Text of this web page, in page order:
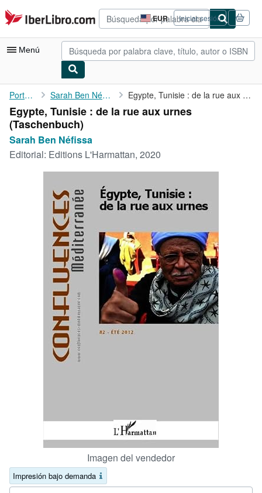
Pasar al contenido principal
IberLibro.com EUR
Preferencias
de
compra
del
Iniciar sesión
Menú
Mi cuenta
Consultar mis pedidos
Búsqueda avanzada
Colecciones
Arte y coleccionismo
Vendedores
Comenzar a vender
CERRAR
Portada Sarah Ben Néfissa Egypte, Tunisie : de la rue aux urnes
Egypte, Tunisie : de la rue aux urnes
(Taschenbuch)
Sarah Ben Néfissa
Editorial: Editions L'Harmattan, 2020
Imagen del vendedor
Impresión bajo demanda